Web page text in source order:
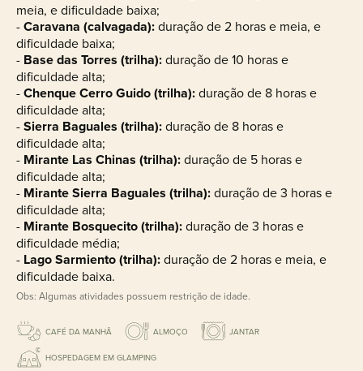
meia, e dificuldade baixa;
-Caravana (calvagada):duração de 2 horas e meia, e
dificuldade baixa;
- Base das Torres (trilha):duração de 10 horas e
dificuldade alta;
-Chenque Cerro Guido(trilha):duração de 8 horas e
dificuldade alta;
-Sierra Baguales (trilha):duração de 8 horas e
dificuldade alta;
- Mirante Las Chinas (trilha):duração de 5 horas e
dificuldade alta;
- MiranteSierra Baguales (trilha):duração de 3 horas e
dificuldade alta;
- Mirante Bosquecito(trilha):duração de 3 horas e
dificuldade média;
- Lago Sarmiento(trilha):duração de 2 horas e meia, e
dificuldade baixa.
Obs: Algumas atividades possuem restrição de idade.
CAFÉ DA MANHÃ ALMOÇO JANTAR
HOSPEDAGEM EM GLAMPING